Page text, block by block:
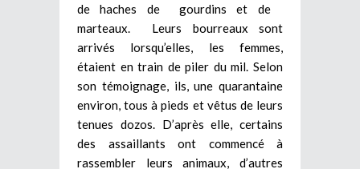
de haches de gourdins et de
marteaux. Leurs bourreaux sont
arrivés lorsqu’elles, les femmes,
étaient en train de piler du mil. Selon
son témoignage, ils, une quarantaine
environ, tous à pieds et vêtus de leurs
tenues dozos. D’après elle, certains
des assaillants ont commencé à
rassembler leurs animaux, d’autres